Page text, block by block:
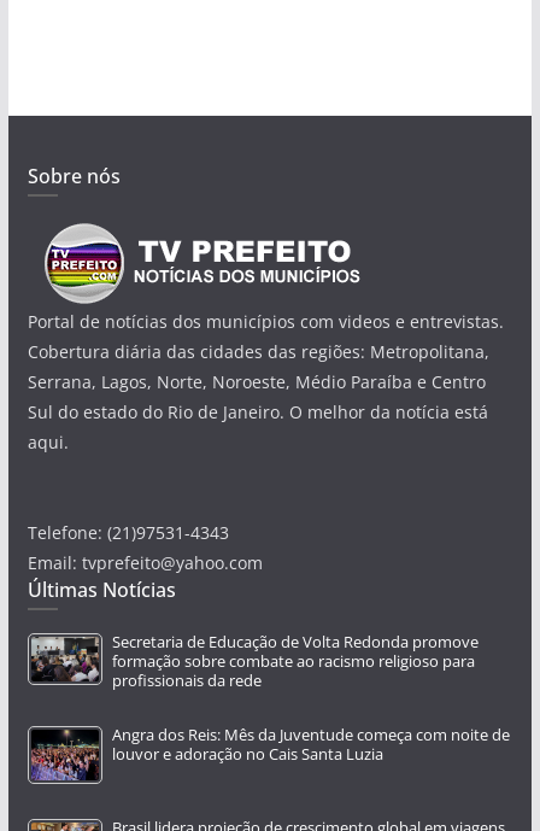
Sobre nós
Portal de notícias dos municípios com videos e entrevistas.
Cobertura diária das cidades das regiões: Metropolitana,
Serrana, Lagos, Norte, Noroeste, Médio Paraíba e Centro
Sul do estado do Rio de Janeiro. O melhor da notícia está
aqui.
Telefone: (21)97531-4343
Email: tvprefeito@yahoo.com
Últimas Notícias
Secretaria de Educação de Volta Redonda promove
formação sobre combate ao racismo religioso para
profissionais da rede
Angra dos Reis: Mês da Juventude começa com noite de
louvor e adoração no Cais Santa Luzia